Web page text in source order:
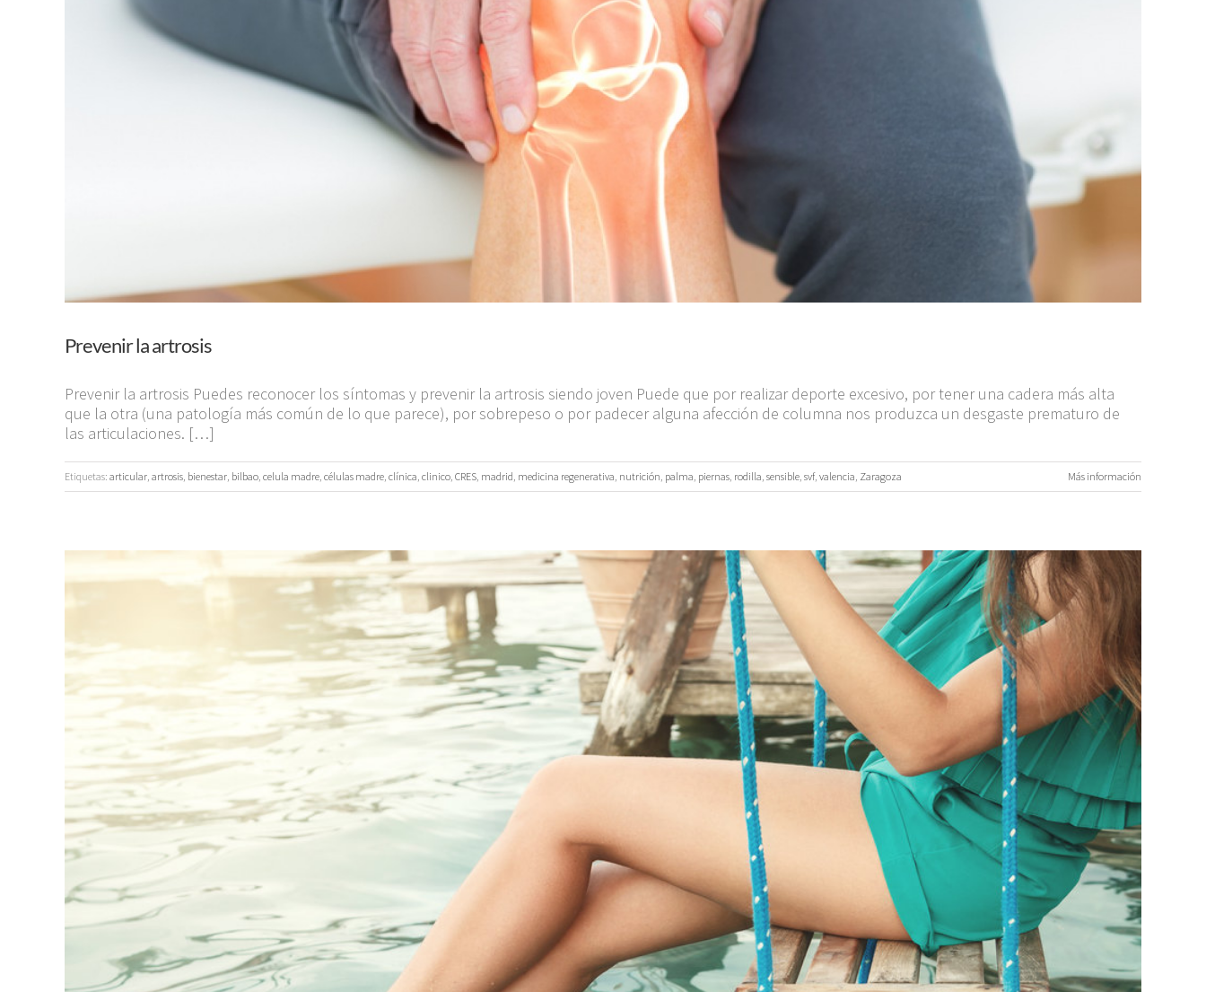
Prevenir la artrosis
Prevenir la artrosis Puedes reconocer los síntomas y prevenir la artrosis siendo joven Puede que por realizar deporte excesivo, por tener una cadera más alta
que la otra (una patología más común de lo que parece), por sobrepeso o por padecer alguna afección de columna nos produzca un desgaste prematuro de
las articulaciones. […]
Etiquetas: articular artrosis bienestar bilbao celula madre células madre clínica clinico CRES madrid medicina regenerativa nutrición palma piernas rodilla sensible svf, valencia Zaragoza Más información